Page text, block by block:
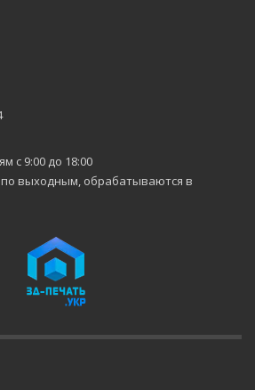
с 9:00 до 18:00
выходным, обрабатываются в